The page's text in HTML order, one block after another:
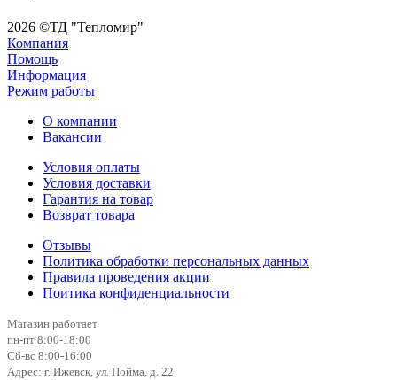
2026 ©ТД "Тепломир"
Компания
Помощь
Информация
Режим работы
О компании
Вакансии
Условия оплаты
Условия доставки
Гарантия на товар
Возврат товара
Отзывы
Политика обработки персональных данных
Правила проведения акции
Поитика конфиденциальности
Магазин работает
пн-пт 8:00-18:00
Сб-вс 8:00-16:00
Адрес: г. Ижевск, ул. Пойма, д. 22